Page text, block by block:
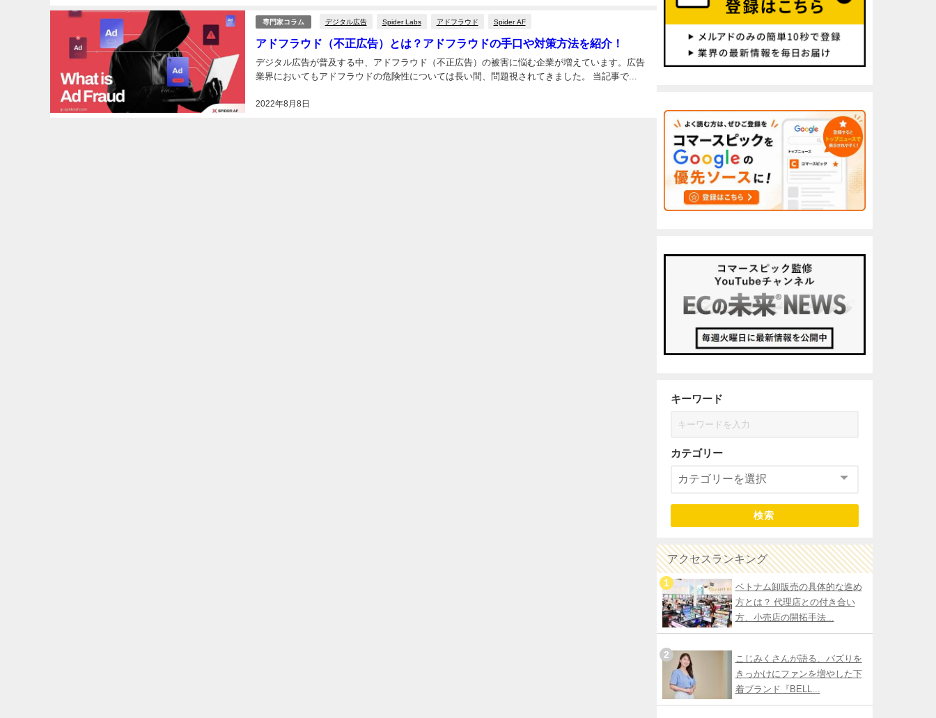
専門家コラム デジタル広告 Spider Labs アドフラウド Spider AF
アドフラウド（不正広告）とは？アドフラウドの手口や対策方法を紹介！
2022年8月8日
デジタル広告が普及する中、アドフラウド（不正広告）の被害に悩む企業が増えています。広告
業界においてもアドフラウドの危険性については長い間、問題視されてきました。 当記事で...
キーワード
カテゴリー
検索
アクセスランキング
ベトナム卸販売の具体的な進め
方とは？ 代理店との付き合い
方、小売店の開拓手法...
こじみくさんが語る、バズりを
きっかけにファンを増やした下
着ブランド『BELL...